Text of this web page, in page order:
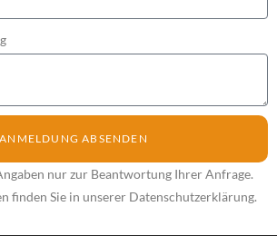
ANMELDUNG ABSENDEN
nur zur Beantwortung Ihrer Anfrage.
finden Sie in unserer Datenschutzerklärung.